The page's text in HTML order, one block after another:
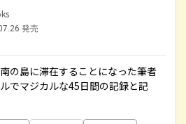
発売
の島に滞在することになった筆者
でマジカルな45日間の記録と記